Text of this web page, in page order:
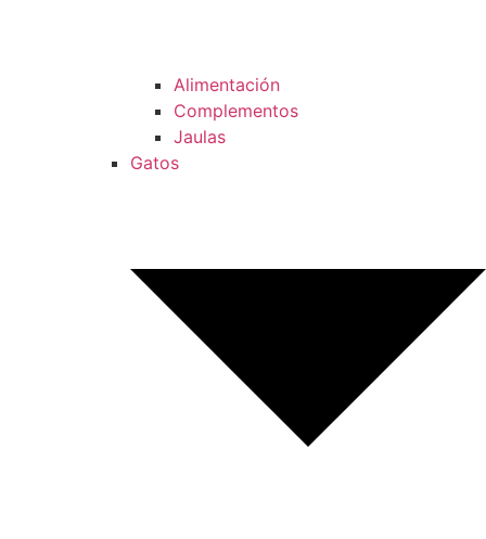
Alimentación
Complementos
Jaulas
Gatos